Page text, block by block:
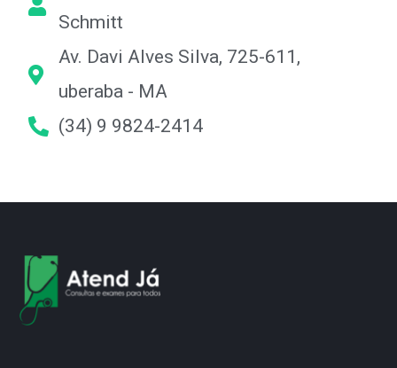
Schmitt
Av. Davi Alves Silva, 725-611,
uberaba - MA
(34) 9 9824-2414